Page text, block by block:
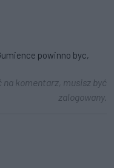
powinno byc,
na komentarz, musisz być
zalogowany.